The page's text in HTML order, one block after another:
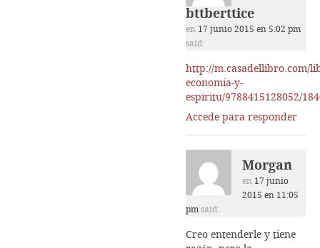
bttberttice
en 17 junio 2015 en 5:02 pm
said:
http://m.casadellibro.com/
economia-y-
espiritu/9788415128052/
Accede para responder
Morgan
en 17 junio
2015 en 11:05
pm said:
Creo entenderle y tiene